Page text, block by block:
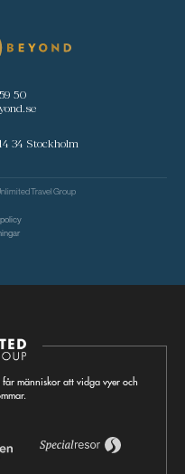
50
34 Stockholm
Travel Group
får människor att vidga vyer och